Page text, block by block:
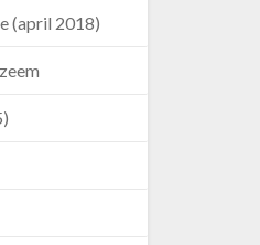
(april 2018)